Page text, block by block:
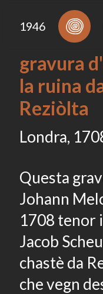
1946
gravura
la ruina
Reziòlta
Londra,
Questa
Johann
1708 tenor
Jacob
chastè da
che vegn